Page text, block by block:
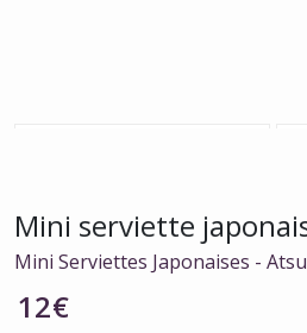
Mini serviette
Mini Serviettes Japonaises -
12€